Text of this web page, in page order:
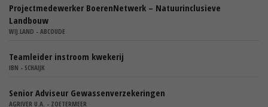
Projectmedewerker BoerenNetwerk – Natuurinclusieve
Landbouw
WIJ.LAND - ABCOUDE
Teamleider instroom kwekerij
IBN - SCHAIJK
Senior Adviseur Gewassenverzekeringen
AGRIVER U.A. - ZOETERMEER